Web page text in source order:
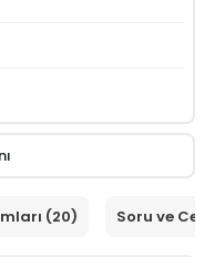
(20) Soru ve